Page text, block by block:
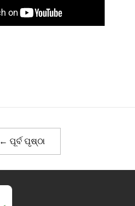
← ପୂର୍ବ ପୃଷ୍ଠା